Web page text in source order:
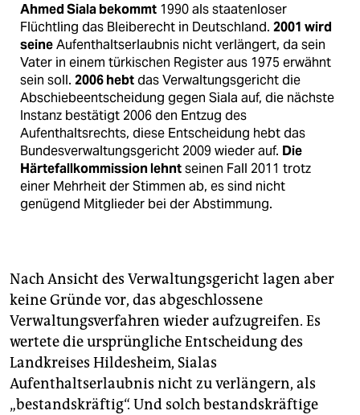
Ahmed Siala bekommt 1990 als staatenloser
Flüchtling das Bleiberecht in Deutschland. 2001 wird
seineAufenthaltserlaubnis nicht verlängert, da sein
Vater in einem türkischen Register aus 1975 erwähnt
sein soll. 2006 hebtdas Verwaltungsgericht die
Abschiebeentscheidung gegen Siala auf, die nächste
Instanz bestätigt 2006 den Entzug des
Aufenthaltsrechts, diese Entscheidung hebt das
Bundesverwaltungsgericht 2009 wieder auf. Die
Härtefallkommission lehntseinen Fall 2011 trotz
einer Mehrheit der Stimmen ab, es sind nicht
genügend Mitglieder bei der Abstimmung.
Nach Ansicht des Verwaltungsgericht lagen aber
keine Gründe vor, das abgeschlossene
Verwaltungsverfahren wieder aufzugreifen. Es
wertete die ursprüngliche Entscheidung des
Landkreises Hildesheim, Sialas
Aufenthaltserlaubnis nicht zu verlängern, als
„bestandskräftig“. Und solch bestandskräftige